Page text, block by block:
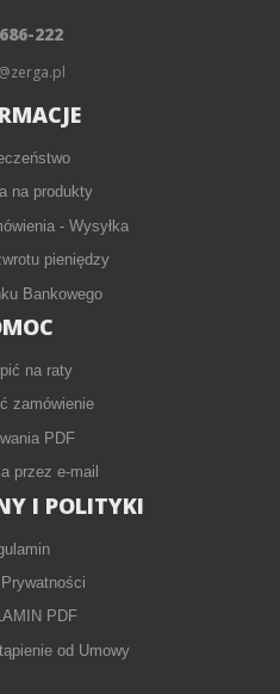
222
na produkty
- Wysyłka
pieniędzy
Bankowego
na raty
zamówienie
PDF
przez e-mail
I POLITYKI
PDF
od Umowy